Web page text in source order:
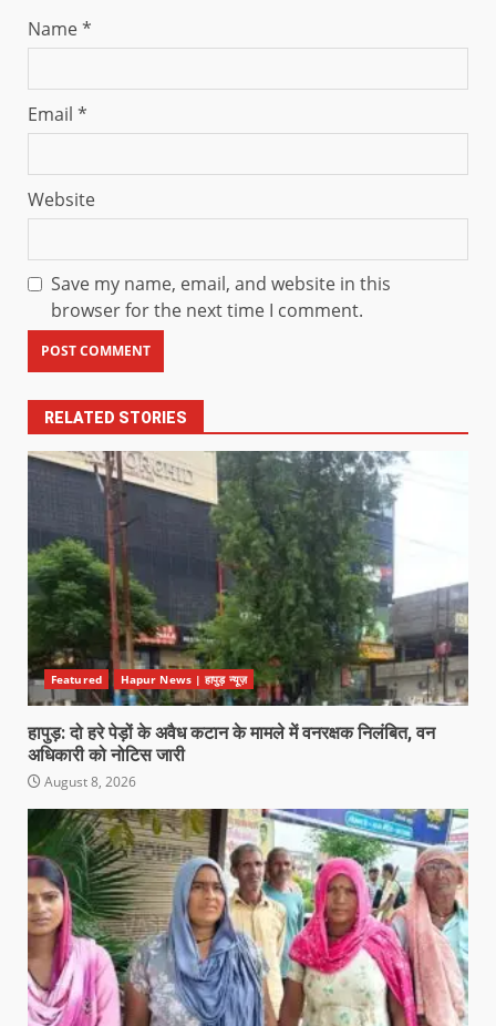
Name*
Email *
Website
Save my name, email, and website in this
browser for the next time I comment.
RELATED STORIES
Featured Hapur News | हापुड़ न्यूज़
हापुड़: दो हरे पेड़ों के अवैध कटान के मामले में वनरक्षक निलंबित, वन
अधिकारी को नोटिस जारी
August 8, 2026